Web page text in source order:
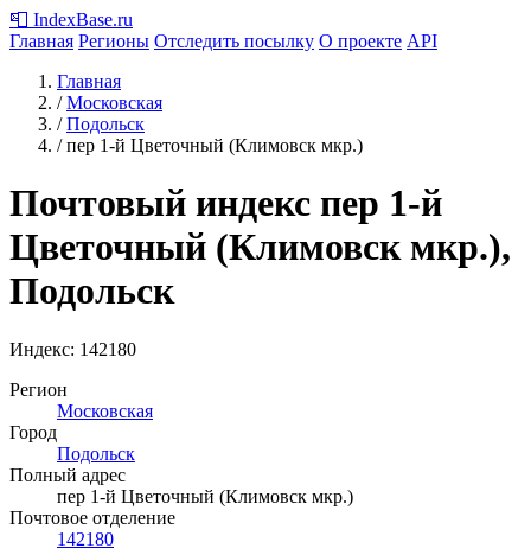
📮 IndexBase.ru
Главная Регионы Отследить посылку О проекте API
Главная
/ Московская
/ Подольск
/ пер 1-й Цветочный (Климовск мкр.)
Почтовый индекс пер 1-й
Цветочный (Климовск мкр.),
Подольск
Индекс: 142180
Регион
Московская
Город
Подольск
Полный адрес
пер 1-й Цветочный (Климовск мкр.)
Почтовое отделение
142180